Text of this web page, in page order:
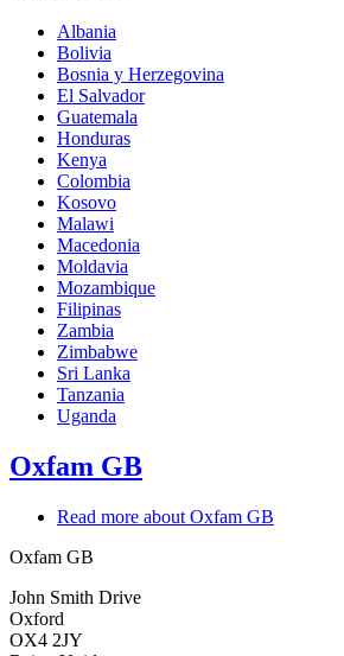
Albania
Bolivia
Bosnia y Herzegovina
El Salvador
Guatemala
Honduras
Kenya
Colombia
Kosovo
Malawi
Macedonia
Moldavia
Mozambique
Filipinas
Zambia
Zimbabwe
Sri Lanka
Tanzania
Uganda
Oxfam GB
Read more about Oxfam GB
Oxfam GB
John Smith Drive
Oxford
OX4 2JY